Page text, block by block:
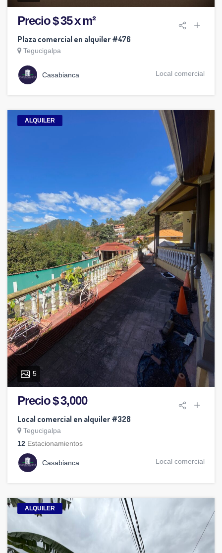
Precio $ 35 x m²
Plaza comercial en alquiler #476
Tegucigalpa
Casabianca Local comercial
ALQUILER
5
Precio $ 3,000
Local comercial en alquiler #328
Tegucigalpa
12 Estacionamientos
Casabianca Local comercial
ALQUILER